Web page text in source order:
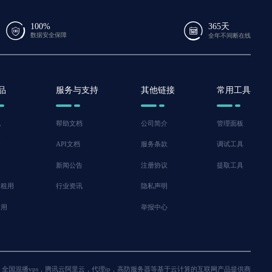
100%
数据安全保障
365天
全年不间断在线
用
服务与支持
帮助文档
API文档
新闻公告
行业资讯
其他链接
公司简介
服务条款
注册协议
隐私声明
举报中心
常用工具
管理面板
调试工具
提取工具
国混播vps，腾讯云阿里云，代理ip，高防服务器等基于云计算的互联网产品提供商